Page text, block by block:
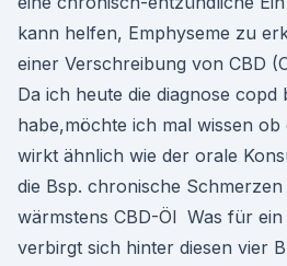
kann helfen, Emphyseme zu
einer Verschreibung von CBD
Da ich heute die diagnose copd
habe,möchte ich mal wissen ob
wirkt ähnlich wie der orale
die Bsp. chronische
wärmstens CBD-Öl Was für ein
verbirgt sich hinter diesen vier